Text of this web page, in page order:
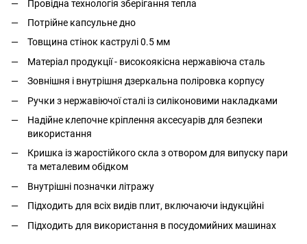
Провідна технологія зберігання тепла
Потрійне капсульне дно
Товщина стінок каструлі 0.5 мм
Матеріал продукції - високоякісна нержавіюча сталь
Зовнішня і внутрішня дзеркальна поліровка корпусу
Ручки з нержавіючої сталі із силіконовими накладками
Надійне клепочне кріплення аксесуарів для безпеки
використання
Кришка із жаростійкого скла з отвором для випуску пари
та металевим обідком
Внутрішні позначки літражу
Підходить для всіх видів плит, включаючи індукційні
Підходить для використання в посудомийних машинах